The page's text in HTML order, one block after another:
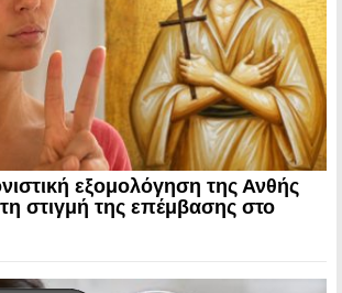
εξομολόγηση της Ανθής
στιγμή της επέμβασης στο